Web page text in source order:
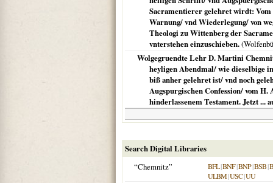
Sacramentierer gelehret wirdt:
Warnung/ vnd Wiederlegung/ von
Theologi zu Wittenberg der
vnterstehen einzuschieben.(
Wolgegruendte Lehr D. Martini
heyligen Abendmal/ wie dieselbige
biß anher gelehret ist/ vnd noch
Augspurgischen Confession/ vom
hinderlassenem Testament. Jetzt ...
Search Digital Libraries
“Chemnitz”
BFL|BNF|BNP|BSB|
ULBM|USC|UU